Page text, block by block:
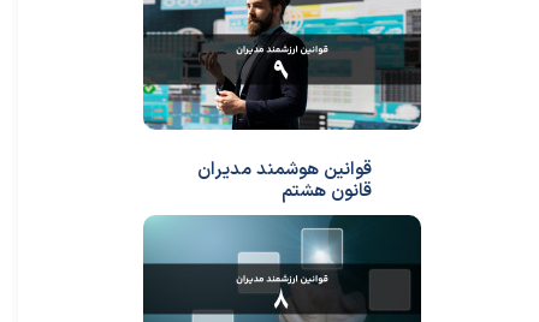
قوانین هوشمند مدیران
قانون هشتم